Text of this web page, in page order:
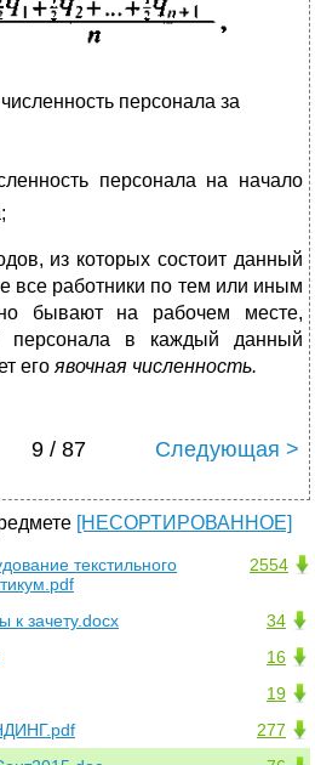
персонала за
персонала на начало
из которых состоит данный
все работники по тем или иным
бывают на рабочем месте,
персонала в каж­дый данный
его явочная численность.
9 / 87 Следующая >
[НЕСОРТИРОВАННОЕ]
2554
текстильного
34
к зачету.docx
16
19
277